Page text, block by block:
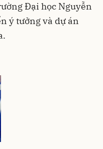
Đại học Nguyễn
ý tưởng và dự án